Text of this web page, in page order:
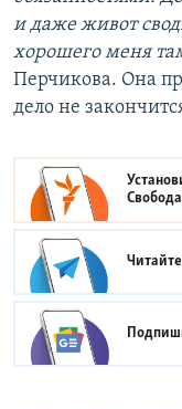
и даже живот
хорошего меня
Перчикова. Она
дело не
Свобода